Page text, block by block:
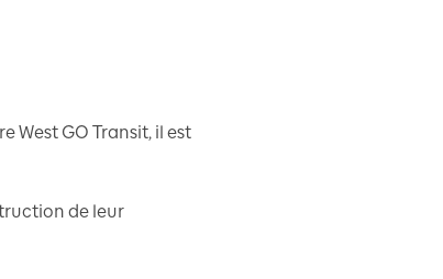
West GO Transit, il est
de leur